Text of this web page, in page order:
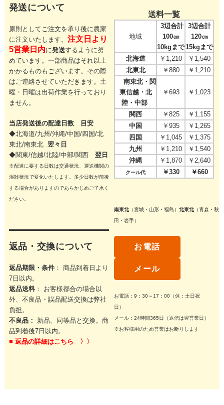
発送について
原則としてご注文を承り後に農家
に注文いたします。 注文日より
5営業日内に発送するように努
めています。一部商品はそれ以上
かかるものもございます。その際
はご連絡させていただきます。 土
曜・日曜は出荷作業を行っており
ません。
当店発送後の配達日数 目安
◆北海道/九州/沖縄/中国/四国/北
東北/南東北 翌々日
◆関東/信越/北陸/中部/関西 翌日
※配達に要する日数は交通状況、運送機関の
混雑状況で変化いたします。多少日数が前後
する場合がありますのであらかじめご了承く
ださい。
返品・交換について
返品期限・条件： 商品到着日より
7日以内。
返品送料： お客様都合の場合以
外、不良品・誤品配送交換は弊社
負担。
不良品：
新品、同等品と交換。商
品到着後7日以内。
■ 返品の詳細はこちら 〉〉
送料一覧
地域
3辺合計
100㎝
10kgまで
3辺合計
120㎝
15kgまで
北海道
￥1,210
￥1,540
北東北
￥880
￥1,210
南東北・関
東信越・北
陸・中部
￥693 ￥1,023
関西 ￥825
￥1,155
中国
￥935
￥1,265
四国
￥1,045
￥1,375
九州
￥1,210
￥1,540
沖縄
￥1,870 ￥2,640
クール代 ￥330 ￥660
南東北（宮城・山形・福島）北東北（青森・秋
田・岩手）
お電話
メール
お電話：9：30～17：00（休：土日祝
日）
メール：24時間365日（返信は翌営業日）
※お客様用のため営業はお断りします